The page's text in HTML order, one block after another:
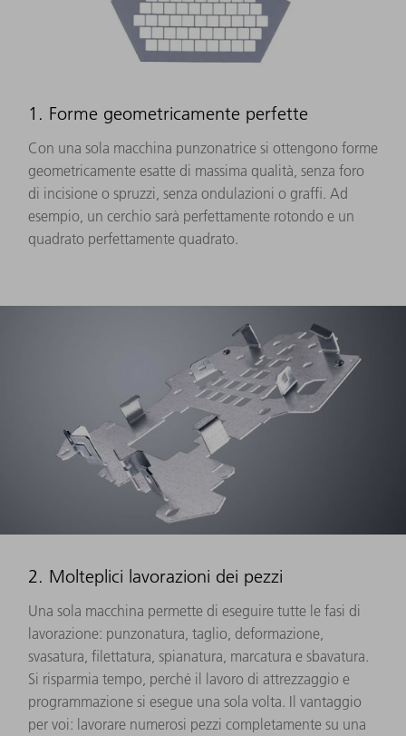
1. Forme geometricamente perfette
Con una sola macchina punzonatrice si ottengono forme
geometricamente esatte di massima qualità, senza foro
di incisione o spruzzi, senza ondulazioni o graffi. Ad
esempio, un cerchio sarà perfettamente rotondo e un
quadrato perfettamente quadrato.
2. Molteplici lavorazioni dei pezzi
Una sola macchina permette di eseguire tutte le fasi di
lavorazione: punzonatura, taglio, deformazione,
svasatura, filettatura, spianatura, marcatura e sbavatura.
Si risparmia tempo, perché il lavoro di attrezzaggio e
programmazione si esegue una sola volta. Il vantaggio
per voi: lavorare numerosi pezzi completamente su una